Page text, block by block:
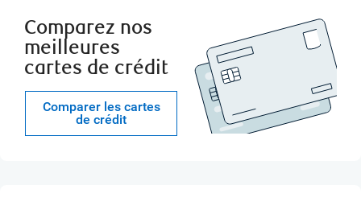
Comparez nos
meilleures
cartes de crédit
Comparer les cartes
de crédit